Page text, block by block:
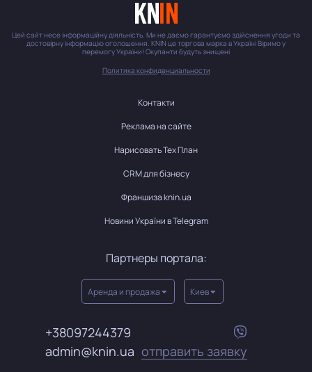
Цей сайт несе інформаційну діяльність. Ми не даємо гарантуємо здійснення угоди та
достовірну інформацію оголошення. KNIN це торгова марка в Україні Віримо у
перемогу України! Окупанти будуть знищені
Политика конфиденциальности
Контакти
Реклама на сайте
Нарисовать Тех План
CRM для бізнесу
Франшиза knin.ua
Новини України в Telegram
Партнеры портала:
Аренда и продажа Киев
+38097244379
admin@knin.ua отправить заявку